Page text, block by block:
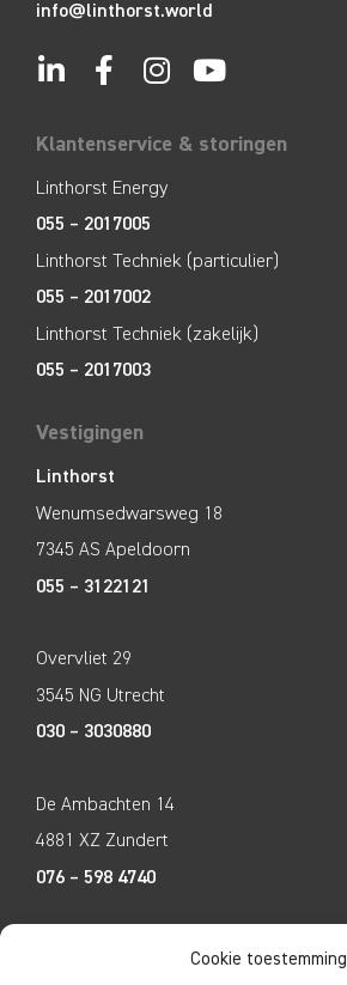
Cookie toestemming
info@linthorst.world
Klantenservice & storingen
Linthorst Energy
055 – 2017005
Linthorst Techniek (particulier)
055 – 2017002
Linthorst Techniek (zakelijk)
055 – 2017003
Vestigingen
Linthorst
Wenumsedwarsweg 18
7345 AS Apeldoorn
055 – 3122121
Overvliet 29
3545 NG Utrecht
030 – 3030880
De Ambachten 14
4881 XZ Zundert
076 – 598 4740